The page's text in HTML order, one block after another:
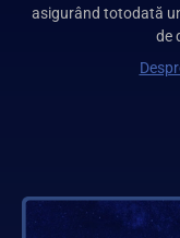
asigurând totodată
de